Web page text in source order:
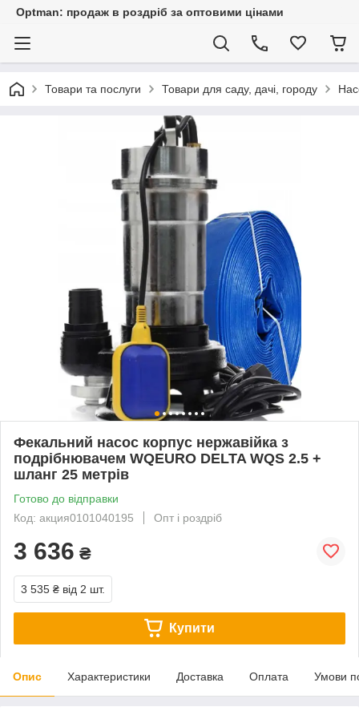
Optman: продаж в роздріб за оптовими цінами
Товари та послуги Товари для саду, дачі, городу
Фекальний насос корпус нержавійка з
подрібнювачем WQEURO DELTA WQS 2.5 +
шланг 25 метрів
Готово до відправки
Код: акция0101040195
Опт і роздріб
3 636 ₴
3 535 ₴ від 2 шт.
Купити
Опис Характеристики Доставка Оплата Умови